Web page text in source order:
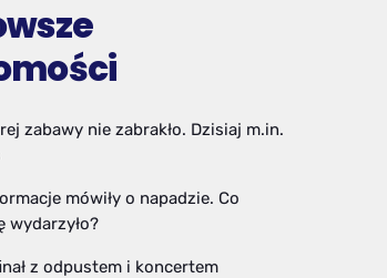
zabawy nie zabrakło. Dzisiaj m.in.
mówiły o napadzie. Co
wydarzyło?
z odpustem i koncertem